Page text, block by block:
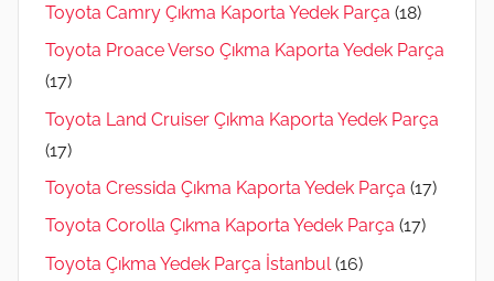
Toyota Camry Çıkma Kaporta Yedek Parça (18)
Toyota Proace Verso Çıkma Kaporta Yedek Parça
(17)
Toyota Land Cruiser Çıkma Kaporta Yedek Parça
(17)
Toyota Cressida Çıkma Kaporta Yedek Parça (17)
Toyota Corolla Çıkma Kaporta Yedek Parça (17)
Toyota Çıkma Yedek Parça İstanbul (16)